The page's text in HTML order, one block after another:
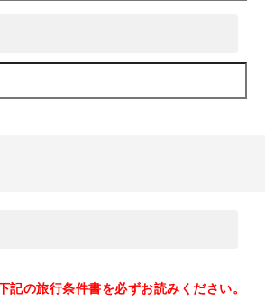
記の旅行条件書を必ずお読みください。